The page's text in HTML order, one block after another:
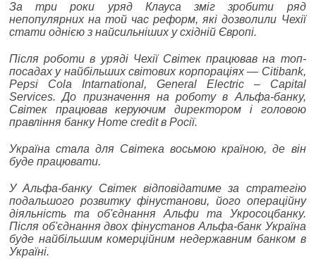
За три роки уряд Клауса зміг зробити ряд
непопулярних на той час реформ, які дозволили Чехії
стати однією з найсильніших у східній Європі.
Після роботи в уряді Чехії Світек працював на топ-
посадах у найбільших світових корпораціях— Citibank,
Pepsi Cola Intarnational, General Electric – Capital
Services. До призначення на роботу в Альфа-банку,
Світек працював керуючим директором і головою
правління банку Home credit в Росії.
Україна стала для Світека восьмою країною, де він
буде працювати.
У Альфа-банку Світек відповідатиме за стратегію
подальшого розвитку фінустанови, його операційну
діяльність та об'єднання Альфи та Укросоцбанку.
Після об'єднання двох фінустанов Альфа-банк Україна
буде найбільшим комерційним недержавним банком в
Україні.